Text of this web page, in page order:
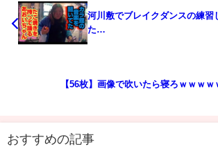
河川敷でブレイクダンスの練習
た…
【56枚】画像で吹いたら寝ろｗｗｗｗ
おすすめの記事